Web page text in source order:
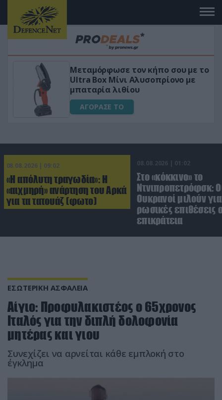
«Μαγική» φόρμουλα τριβόλι + VIP
για αύξηση της λίμπιντο
ΑΓΟΡΑΣΕ ΤΟ
08.08.2026 | 09:02
«Η απόλυτη τραγωδία»: Η
«αιχμηρή» ανάρτηση του Αρκά
για τα τατουάζ (φωτο)
08.08.2026 | 01:02
Στο «κόκκινο» το
Ντνιπροπετρόφσκ:
Ουκρανοί μιλούν
ρωσικές επιθέσεις
επικράτεια
ΕΣΩΤΕΡΙΚΗ ΑΣΦΑΛΕΙΑ
Αίγιο: Προφυλακιστέος ο 65χρονος
Ιταλός για την διπλή δολοφονία
μητέρας και γιου
Συνεχίζει να αρνείται κάθε εμπλοκή στο
έγκλημα